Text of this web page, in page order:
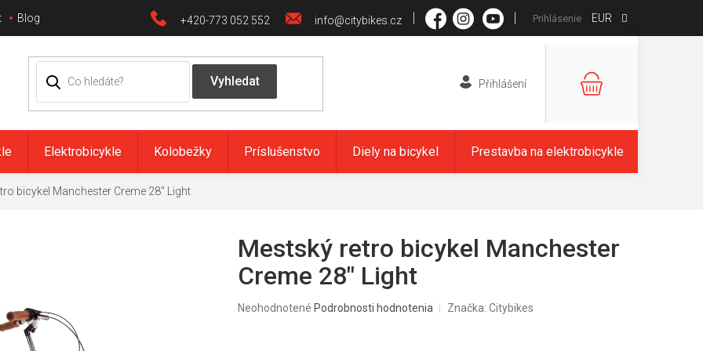
+420-773 052 552 info@citybikes.cz
Blog EUR
Prihlásenie
NÁKUPNÝ
Elektrobicykle Kolobežky Príslušenstvo Diely na bicykel Prestavba na elektrobicykle
bicykel Manchester Creme 28" Light
Mestský retro bicykel Manchester
Creme 28" Light
Priemerné
Neohodnotené Podrobnosti hodnotenia Značka: Citybikes